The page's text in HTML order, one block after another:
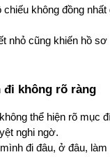
chiếu không đồng
nhỏ cũng khiến hồ sơ
không rõ ràng
thể hiện rõ mục
nghi ngờ.
đi đâu, ở đâu,